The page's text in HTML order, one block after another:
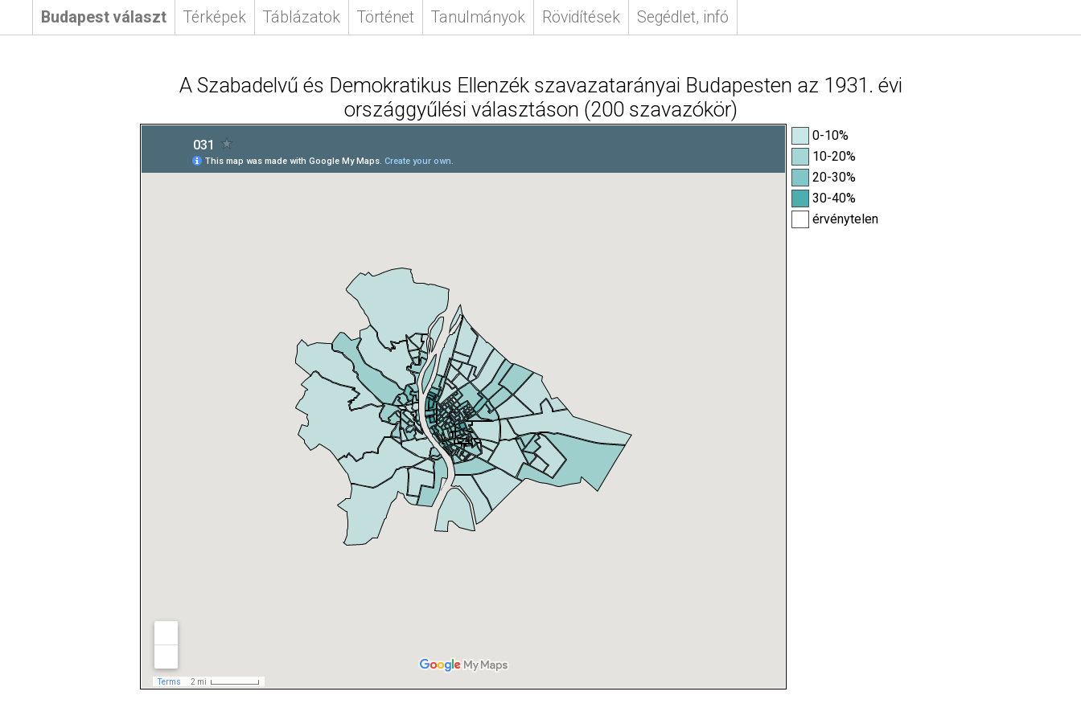
Budapest választ Térképek Táblázatok Történet Tanulmányok Rövidítések Segédlet, infó
A Szabadelvű és Demokratikus Ellenzék szavazatarányai Budapesten az 1931. évi
országgyűlési választáson (200 szavazókör)
0-10%
10-20%
20-30%
30-40%
érvénytelen